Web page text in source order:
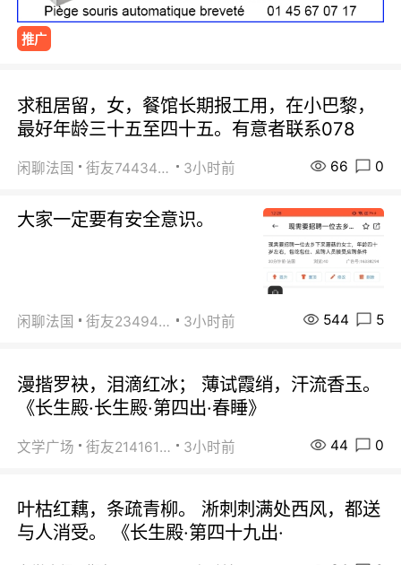
推广
求租居留，女，餐馆长期报工用，在小巴黎，
最好年龄三十五至四十五。有意者联系078
闲聊法国 街友74434350 3小时前 66 0
大家一定要有安全意识。
闲聊法国 街友23494008 3小时前 544 5
漫揩罗袂，泪滴红冰； 薄试霞绡，汗流香玉。
《长生殿·长生殿·第四出·春睡》
文学广场 街友21416156 3小时前 44 0
叶枯红藕，条疏青柳。 淅刺刺满处西风，都送
与人消受。 《长生殿·第四十九出·